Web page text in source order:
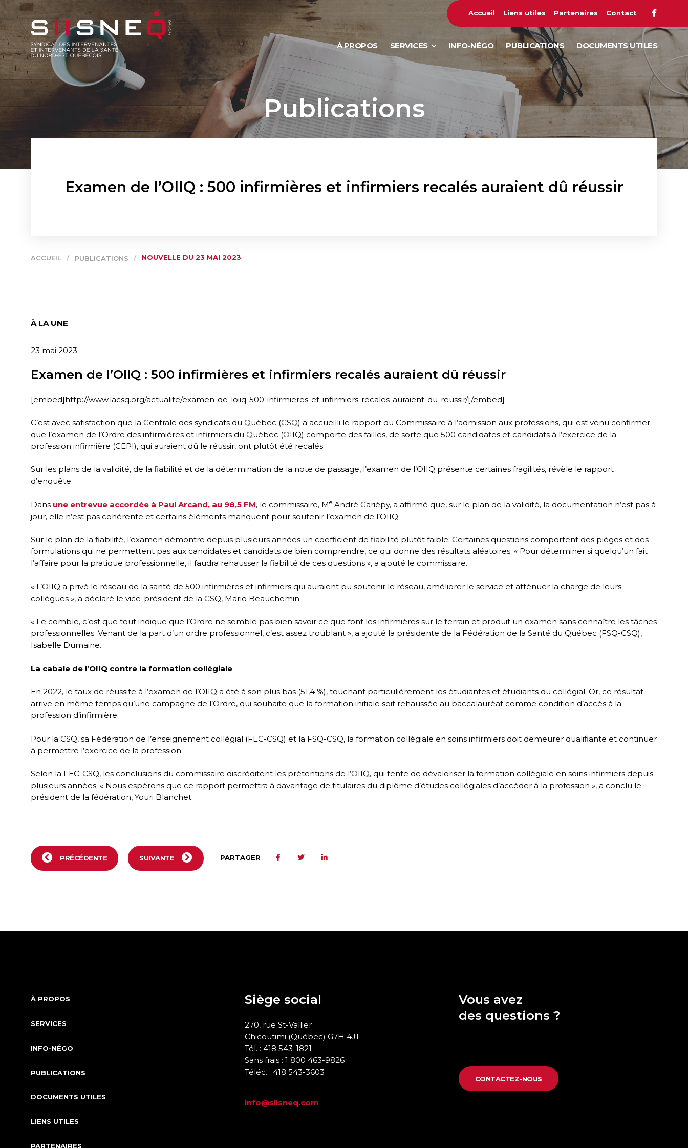
Accueil Liens utiles Partenaires Contact
À PROPOS SERVICES INFO-NÉGO PUBLICATIONS DOCUMENTS UTILES
Publications
Examen de l’OIIQ : 500 infirmières et infirmiers recalés auraient dû réussir
ACCUEIL / PUBLICATIONS / NOUVELLE DU 23 MAI 2023
À LA UNE
23 mai 2023
Examen de l’OIIQ : 500 infirmières et infirmiers recalés auraient dû réussir
[embed]http://www.lacsq.org/actualite/examen-de-loiiq-500-infirmieres-et-infirmiers-recales-auraient-du-reussir/[/embed]
C’est avec satisfaction que la Centrale des syndicats du Québec (CSQ) a accueilli le rapport du Commissaire à l’admission aux professions, qui est venu confirmer
que l’examen de l’Ordre des infirmières et infirmiers du Québec (OIIQ) comporte des failles, de sorte que 500 candidates et candidats à l’exercice de la
profession infirmière (CEPI), qui auraient dû le réussir, ont plutôt été recalés.
Sur les plans de la validité, de la fiabilité et de la détermination de la note de passage, l’examen de l’OIIQ présente certaines fragilités, révèle le rapport
d’enquête.
Dans une entrevue accordée à Paul Arcand, au 98,5 FM, le commissaire, MeAndré Gariépy, a affirmé que, sur le plan de la validité, la documentation n’est pas à
jour, elle n’est pas cohérente et certains éléments manquent pour soutenir l’examen de l’OIIQ.
Sur le plan de la fiabilité, l’examen démontre depuis plusieurs années un coefficient de fiabilité plutôt faible. Certaines questions comportent des pièges et des
formulations qui ne permettent pas aux candidates et candidats de bien comprendre, ce qui donne des résultats aléatoires. « Pour déterminer si quelqu’un fait
l’affaire pour la pratique professionnelle, il faudra rehausser la fiabilité de ces questions », a ajouté le commissaire.
« L’OIIQ a privé le réseau de la santé de 500 infirmières et infirmiers qui auraient pu soutenir le réseau, améliorer le service et atténuer la charge de leurs
collègues », a déclaré le vice-président de la CSQ, Mario Beauchemin.
« Le comble, c’est que tout indique que l’Ordre ne semble pas bien savoir ce que font les infirmières sur le terrain et produit un examen sans connaître les tâches
professionnelles. Venant de la part d’un ordre professionnel, c’est assez troublant », a ajouté la présidente de la Fédération de la Santé du Québec (FSQ-CSQ),
Isabelle Dumaine.
La cabale de l’OIIQ contre la formation collégiale
En 2022, le taux de réussite à l’examen de l’OIIQ a été à son plus bas (51,4 %), touchant particulièrement les étudiantes et étudiants du collégial. Or, ce résultat
arrive en même temps qu’une campagne de l’Ordre, qui souhaite que la formation initiale soit rehaussée au baccalauréat comme condition d’accès à la
profession d’infirmière.
Pour la CSQ, sa Fédération de l’enseignement collégial (FEC-CSQ) et la FSQ-CSQ, la formation collégiale en soins infirmiers doit demeurer qualifiante et continuer
à permettre l’exercice de la profession.
Selon la FEC-CSQ, les conclusions du commissaire discréditent les prétentions de l’OIIQ, qui tente de dévaloriser la formation collégiale en soins infirmiers depuis
plusieurs années. « Nous espérons que ce rapport permettra à davantage de titulaires du diplôme d’études collégiales d’accéder à la profession », a conclu le
président de la fédération, Youri Blanchet.
PRÉCÉDENTE SUIVANTE PARTAGER
À PROPOS
SERVICES
INFO-NÉGO
PUBLICATIONS
DOCUMENTS UTILES
LIENS UTILES
PARTENAIRES
Siège social
270, rue St-Vallier
Chicoutimi (Québec) G7H 4J1
Tél. : 418 543-1821
Sans frais : 1 800 463-9826
Téléc. : 418 543-3603
info@siisneq.com
Vous avez
des questions ?
CONTACTEZ-NOUS